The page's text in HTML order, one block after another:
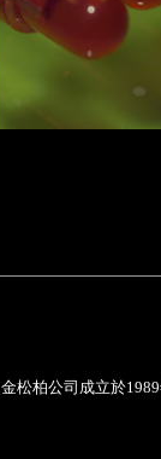
金松柏公司成立於